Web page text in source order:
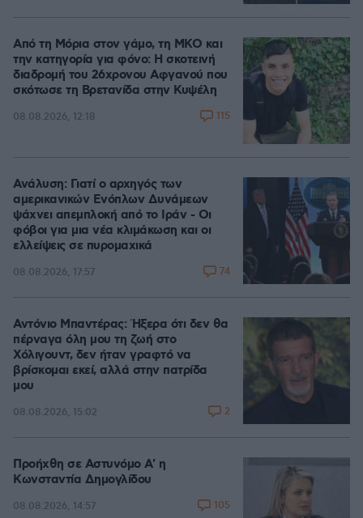
Από τη Μόρια στον γάμο, τη ΜΚΟ και
την κατηγορία για φόνο: Η σκοτεινή
διαδρομή του 26χρονου Αφγανού που
σκότωσε τη Βρετανίδα στην Κυψέλη
08.08.2026, 12:18 115
Ανάλυση: Γιατί ο αρχηγός των
αμερικανικών Ενόπλων Δυνάμεων
ψάχνει απεμπλοκή από το Ιράν - Οι
φόβοι για μια νέα κλιμάκωση και οι
ελλείψεις σε πυρομαχικά
08.08.2026, 17:57 74
Αντόνιο Μπαντέρας: Ήξερα ότι δεν θα
πέρναγα όλη μου τη ζωή στο
Χόλιγουντ, δεν ήταν γραφτό να
βρίσκομαι εκεί, αλλά στην πατρίδα
μου
08.08.2026, 15:02 2
Προήχθη σε Αστυνόμο Α' η
Κωνσταντία Δημογλίδου
08.08.2026, 14:57 105